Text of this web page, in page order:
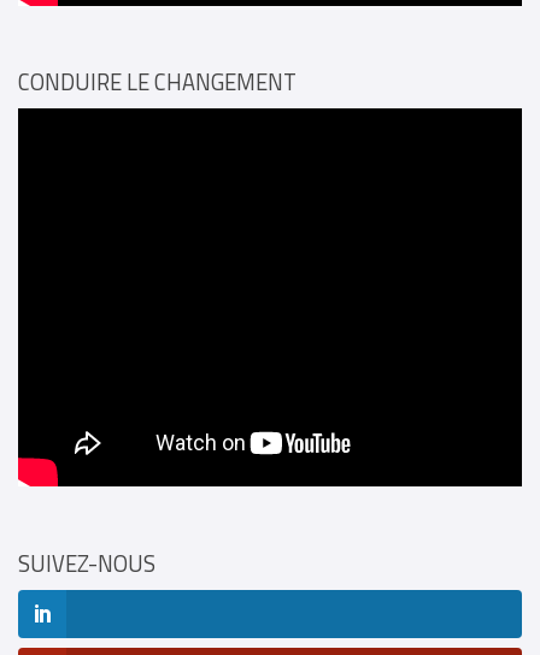
CONDUIRE LE CHANGEMENT
SUIVEZ-NOUS